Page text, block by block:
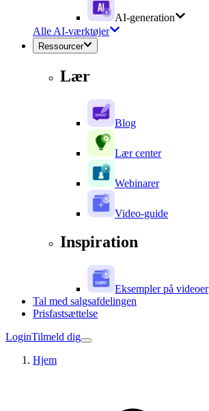
AI-generation
Alle AI-værktøjer
Ressourcer
Lær
Blog
Lær center
Webinarer
Video-guide
Inspiration
Eksempler på videoer
Tal med salgsafdelingen
Prisfastsættelse
LoginTilmeld dig
Hjem